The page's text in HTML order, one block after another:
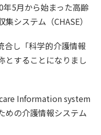
5月から始まった高齢
システム（CHASE）
合し「科学的介護情報
とすることになりまし
Information system
めの介護情報システム